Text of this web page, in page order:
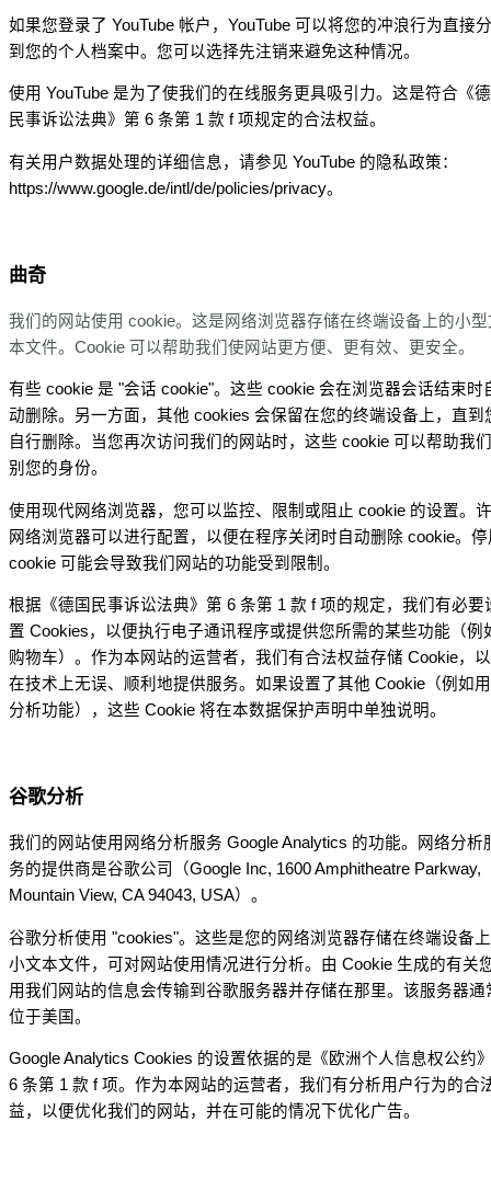
如果您登录了 YouTube 帐户，YouTube 可以将您的冲浪行为直接
到您的个人档案中。您可以选择先注销来避免这种情况。
使用 YouTube 是为了使我们的在线服务更具吸引力。这是符合《
民事诉讼法典》第 6 条第 1 款 f 项规定的合法权益。
有关用户数据处理的详细信息，请参见 YouTube 的隐私政策：
https://www.google.de/intl/de/policies/privacy。
曲奇
我们的网站使用 cookie。这是网络浏览器存储在终端设备上的小型
本文件。Cookie 可以帮助我们使网站更方便、更有效、更安全。
有些 cookie 是 "会话 cookie"。这些 cookie 会在浏览器会话结束时
动删除。另一方面，其他 cookies 会保留在您的终端设备上，直到
自行删除。当您再次访问我们的网站时，这些 cookie 可以帮助我
别您的身份。
使用现代网络浏览器，您可以监控、限制或阻止 cookie 的设置。
网络浏览器可以进行配置，以便在程序关闭时自动删除 cookie。停
cookie 可能会导致我们网站的功能受到限制。
根据《德国民事诉讼法典》第 6 条第 1 款 f 项的规定，我们有必要
置 Cookies，以便执行电子通讯程序或提供您所需的某些功能（例
购物车）。作为本网站的运营者，我们有合法权益存储 Cookie，
在技术上无误、顺利地提供服务。如果设置了其他 Cookie（例如
分析功能），这些 Cookie 将在本数据保护声明中单独说明。
谷歌分析
我们的网站使用网络分析服务 Google Analytics 的功能。网络分析
务的提供商是谷歌公司（Google Inc, 1600 Amphitheatre Parkway,
Mountain View, CA 94043, USA）。
谷歌分析使用 "cookies"。这些是您的网络浏览器存储在终端设备
小文本文件，可对网站使用情况进行分析。由 Cookie 生成的有关
用我们网站的信息会传输到谷歌服务器并存储在那里。该服务器通
位于美国。
Google Analytics Cookies 的设置依据的是《欧洲个人信息权公约
6 条第 1 款 f 项。作为本网站的运营者，我们有分析用户行为的合
益，以便优化我们的网站，并在可能的情况下优化广告。